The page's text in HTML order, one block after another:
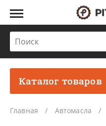
Каталог товаров
Главная Автомасла